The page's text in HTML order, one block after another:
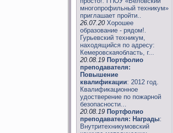
многопрофильный техникум»
приглашает пройти..
26.07.20 Хорошее
образование - рядом!.
Гурьевский техникум,
находящийся по адресу:
Кемеровскаяобласть, г...
20.08.19 Портфолио
преподавателя:
Повышение
квалификации: 2012 год.
Квалификационное
удостверение по пожарной
безопасности...
20.08.19 Портфолио
преподавателя: Награды:
Внутритехникумовский